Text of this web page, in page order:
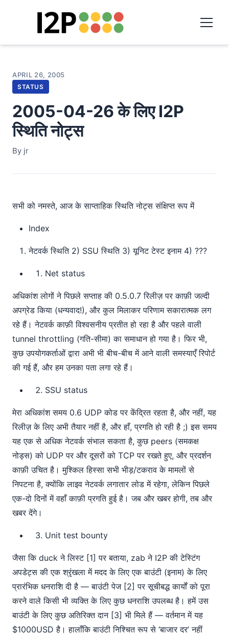
APRIL 26, 2005
STATUS
2005-04-26 के लिए I2P
स्थिति नोट्स
By jr
सभी को नमस्ते, आज के साप्ताहिक स्थिति नोट्स संक्षिप्त रूप में
Index
नेटवर्क स्थिति 2) SSU स्थिति 3) यूनिट टेस्ट इनाम 4) ???
Net status
अधिकांश लोगों ने पिछले सप्ताह की 0.5.0.7 रिलीज़ पर काफ़ी जल्दी
अपग्रेड किया (धन्यवाद!), और कुल मिलाकर परिणाम सकारात्मक लग
रहे हैं। नेटवर्क काफ़ी विश्वसनीय प्रतीत हो रहा है और पहले वाली
tunnel throttling (गति-सीमा) का समाधान हो गया है। फिर भी,
कुछ उपयोगकर्ताओं द्वारा अभी भी बीच-बीच में आने वाली समस्याएँ रिपोर्ट
की गई हैं, और हम उनका पता लगा रहे हैं।
SSU status
मेरा अधिकांश समय 0.6 UDP कोड पर केंद्रित रहता है, और नहीं, यह
रिलीज़ के लिए अभी तैयार नहीं है, और हाँ, प्रगति हो रही है ;) इस समय
यह एक से अधिक नेटवर्क संभाल सकता है, कुछ peers (समकक्ष
नोड्स) को UDP पर और दूसरों को TCP पर रखते हुए, और प्रदर्शन
काफ़ी उचित है। मुश्किल हिस्सा सभी भीड़/टकराव के मामलों से
निपटना है, क्योंकि लाइव नेटवर्क लगातार लोड में रहेगा, लेकिन पिछले
एक-दो दिनों में वहाँ काफ़ी प्रगति हुई है। जब और खबर होगी, तब और
खबर देंगे।
Unit test bounty
जैसा कि duck ने लिस्ट [1] पर बताया, zab ने I2P की टेस्टिंग
अपडेट्स की एक श्रृंखला में मदद के लिए एक बाउंटी (इनाम) के लिए
प्रारंभिक धनराशि दी है — बाउंटी पेज [2] पर सूचीबद्ध कार्यों को पूरा
करने वाले किसी भी व्यक्ति के लिए कुछ धनराशि उपलब्ध है। हमें उस
बाउंटी के लिए कुछ अतिरिक्त दान [3] भी मिले हैं — वर्तमान में यह
$1000USD है। हालाँकि बाउंटी निश्चित रूप से ‘बाजार दर’ नहीं